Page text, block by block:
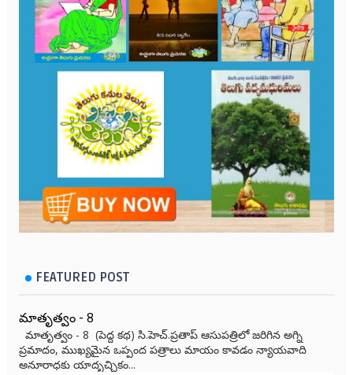
FEATURED POST
మాతృత్వం - 8
మాతృత్వం - 8 (పెద్ద కథ) సి.హెచ్.ప్రతాప్ ఆసుపత్రిలో జరిగిన అగ్ని
ప్రమాదం, ముఖ్యమైన ఒప్పంద పత్రాలు మాయం కావడం న్యాయవాది
అనూరాధకు యాదృచ్ఛికం...